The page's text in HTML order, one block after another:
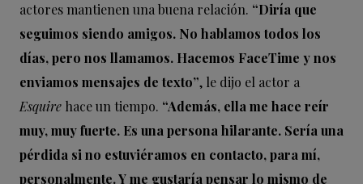
actores mantienen una buena relación. “Diría que
seguimos siendo amigos. No hablamos todos los
días, pero nos llamamos. Hacemos FaceTime y nos
enviamos mensajes de texto”, le dijo el actor a
Esquire hace un tiempo. “Además, ella me hace reír
muy, muy fuerte. Es una persona hilarante. Sería una
pérdida si no estuviéramos en contacto, para mí,
personalmente. Y me gustaría pensar lo mismo de